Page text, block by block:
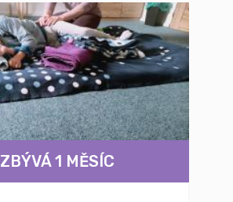
ZBÝVÁ 1 MĚSÍC